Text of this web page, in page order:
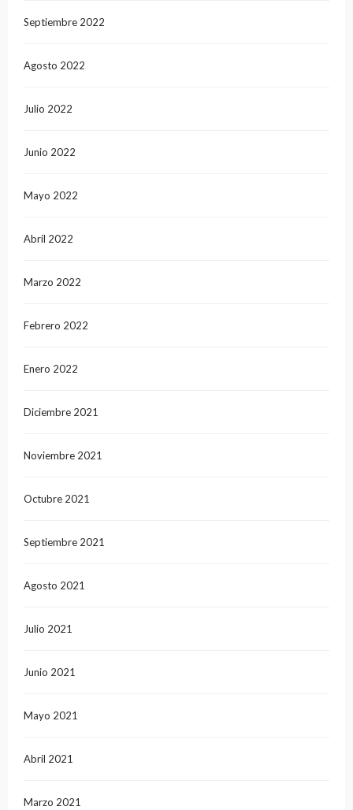
Septiembre 2022
Agosto 2022
Julio 2022
Junio 2022
Mayo 2022
Abril 2022
Marzo 2022
Febrero 2022
Enero 2022
Diciembre 2021
Noviembre 2021
Octubre 2021
Septiembre 2021
Agosto 2021
Julio 2021
Junio 2021
Mayo 2021
Abril 2021
Marzo 2021